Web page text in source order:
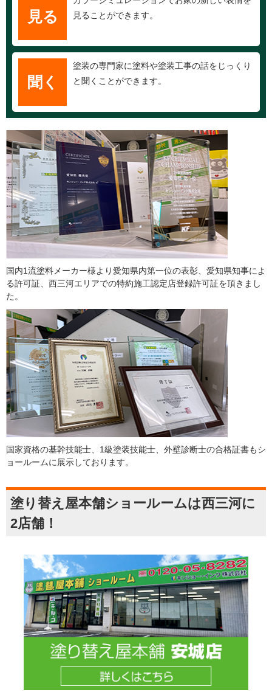
見る
見ることができます。
聞く
塗装の専門家に塗料や塗装工事の話をじっくり
と聞くことができます。
国内1流塗料メーカー様より愛知県内第一位の表彰、愛知県知事によ
る許可証、西三河エリアでの特約施工認定店登録許可証を頂きまし
た。
国家資格の基幹技能士、1級塗装技能士、外壁診断士の合格証書もシ
ョールームに展示しております。
塗り替え屋本舗ショールームは西三河に
2店舗！